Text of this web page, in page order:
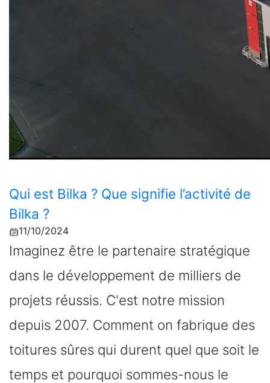
Qui est Bilka ? Que signifie l’activité de
Bilka ?
11/10/2024
Imaginez être le partenaire stratégique
dans le développement de milliers de
projets réussis. C'est notre mission
depuis 2007. Comment on fabrique des
toitures sûres qui durent quel que soit le
temps et pourquoi sommes-nous le